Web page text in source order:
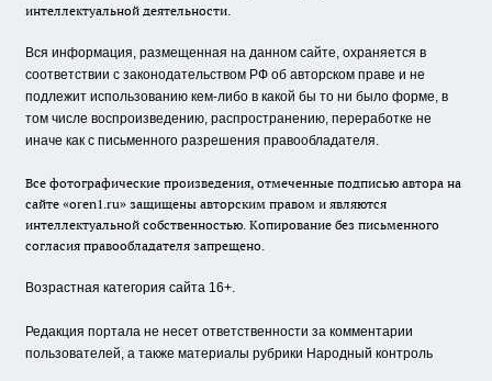
интеллектуальной деятельности.
Вся информация, размещенная на данном сайте, охраняется в
соответствии с законодательством РФ об авторском праве и не
подлежит использованию кем-либо в какой бы то ни было форме, в
том числе воспроизведению, распространению, переработке не
иначе как с письменного разрешения правообладателя.
Все фотографические произведения, отмеченные подписью автора на
сайте «oren1.ru» защищены авторским правом и являются
интеллектуальной собственностью. Копирование без письменного
согласия правообладателя запрещено.
Возрастная категория сайта 16+.
Редакция портала не несет ответственности за комментарии
пользователей, а также материалы рубрики Народный контроль